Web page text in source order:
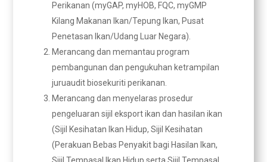
Perikanan (myGAP, myHOB, FQC, myGMP
Kilang Makanan Ikan/Tepung Ikan, Pusat
Penetasan Ikan/Udang Luar Negara).
Merancang dan memantau program
pembangunan dan pengukuhan ketrampilan
juruaudit biosekuriti perikanan.
Merancang dan menyelaras prosedur
pengeluaran sijil eksport ikan dan hasilan ikan
(Sijil Kesihatan Ikan Hidup, Sijil Kesihatan
(Perakuan Bebas Penyakit bagi Hasilan Ikan,